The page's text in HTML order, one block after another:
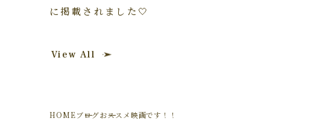
に掲載されました🤍
View All
HOMEブログおススメ映画です！！